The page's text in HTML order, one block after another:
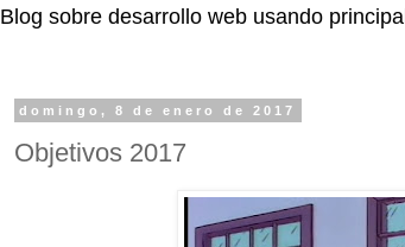
Blog sobre desarrollo web usando
domingo, 8 de enero de 2017
Objetivos 2017